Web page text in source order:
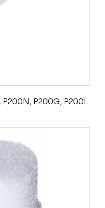
P200G, P200L